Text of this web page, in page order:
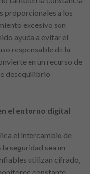
proporcionales a los
excesivo son
ayuda a evitar el
responsable de la
en un recurso de
desequilibrio
el entorno digital
el intercambio de
seguridad sea un
utilizan cifrado,
constante